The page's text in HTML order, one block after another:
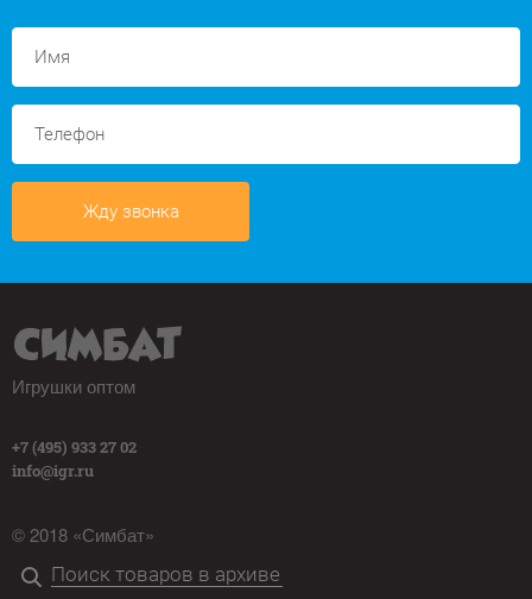
Жду звонка
Игрушки оптом
+7 (495) 933 27 02
info@igr.ru
© 2018 «Симбат»